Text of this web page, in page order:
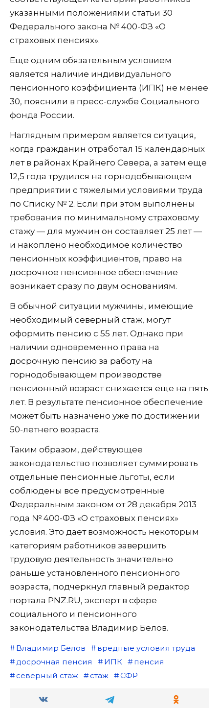
указанными положениями статьи 30
Федерального закона № 400-ФЗ «О
страховых пенсиях».
Еще одним обязательным условием
является наличие индивидуального
пенсионного коэффициента (ИПК) не менее
30, пояснили в пресс-службе Социального
фонда России.
Наглядным примером является ситуация,
когда гражданин отработал 15 календарных
лет в районах Крайнего Севера, а затем еще
12,5 года трудился на горнодобывающем
предприятии с тяжелыми условиями труда
по Списку № 2. Если при этом выполнены
требования по минимальному страховому
стажу — для мужчин он составляет 25 лет —
и накоплено необходимое количество
пенсионных коэффициентов, право на
досрочное пенсионное обеспечение
возникает сразу по двум основаниям.
В обычной ситуации мужчины, имеющие
необходимый северный стаж, могут
оформить пенсию с 55 лет. Однако при
наличии одновременно права на
досрочную пенсию за работу на
горнодобывающем производстве
пенсионный возраст снижается еще на пять
лет. В результате пенсионное обеспечение
может быть назначено уже по достижении
50-летнего возраста.
Таким образом, действующее
законодательство позволяет суммировать
отдельные пенсионные льготы, если
соблюдены все предусмотренные
Федеральным законом от 28 декабря 2013
года № 400-ФЗ «О страховых пенсиях»
условия. Это дает возможность некоторым
категориям работников завершить
трудовую деятельность значительно
раньше установленного пенсионного
возраста, подчеркнул главный редактор
портала PNZ.RU, эксперт в сфере
социального и пенсионного
законодательства Владимир Белов.
Владимир Белов
вредные условия труда
досрочная пенсия
ИПК
пенсия
северный стаж
стаж СФР